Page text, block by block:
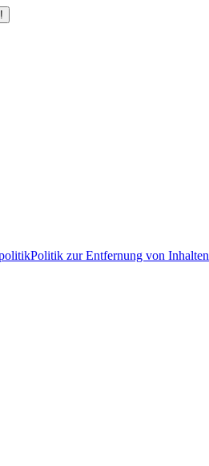
Politik zur Entfernung von Inhalten